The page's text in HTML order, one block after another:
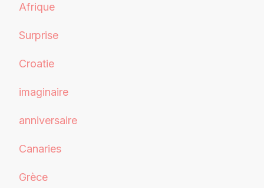
Afrique
Surprise
Croatie
imaginaire
anniversaire
Canaries
Grèce